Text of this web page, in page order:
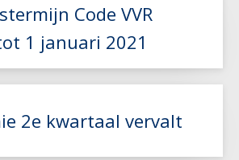
Code VVR
1 januari 2021
2e kwartaal vervalt